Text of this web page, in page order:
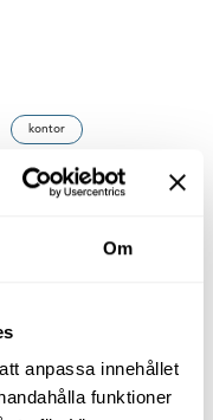
Om
anpassa innehållet
funktioner
kontor